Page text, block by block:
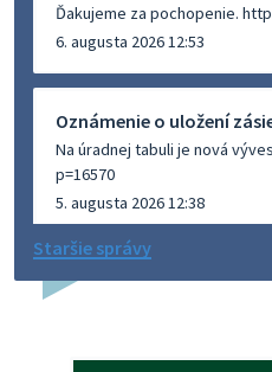
Ďakujeme za pochopenie.
6. augusta 2026 12:53
Oznámenie o uložení
Na úradnej tabuli je nová
p=16570
5. augusta 2026 12:38
Dovolenka - MUDr.
budeZATVORENÁ z dôvodu
Staršie správy